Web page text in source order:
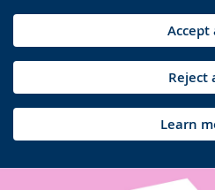
Accept
Reject
Learn